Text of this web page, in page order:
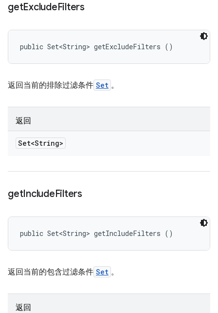
getExcludeFilters
public Set<String> getExcludeFilters ()
返回当前的排除过滤条件 Set 。
返回
Set<String>
getIncludeFilters
public Set<String> getIncludeFilters ()
返回当前的包含过滤条件 Set 。
返回